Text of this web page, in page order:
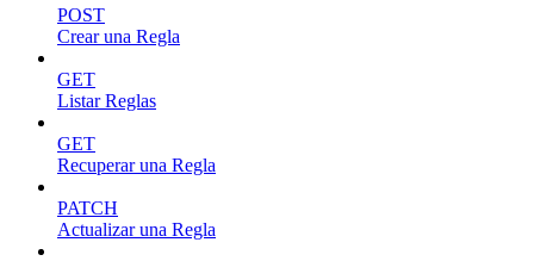
POST
Crear una Regla
GET
Listar Reglas
GET
Recuperar una Regla
PATCH
Actualizar una Regla